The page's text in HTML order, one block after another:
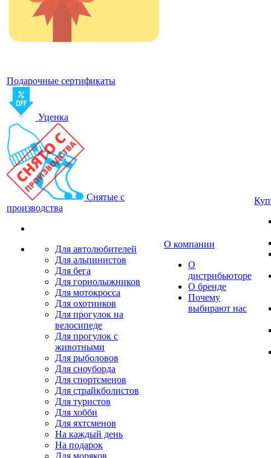
Подарочные сертификаты
Уценка
Снятые с
производства
Для автолюбителей
Для альпинистов
Для бега
Для горнолыжников
Для мотокросса
Для охотников
Для прогулок на
велосипеде
Для прогулок с
животными
Для рыболовов
Для сноуборда
Для спортсменов
Для страйкболистов
Для туристов
Для хобби
Для яхтсменов
На каждый день
На подарок
Для моряков
О компании
О
дистрибьюторе
О бренде
Почему
выбирают нас